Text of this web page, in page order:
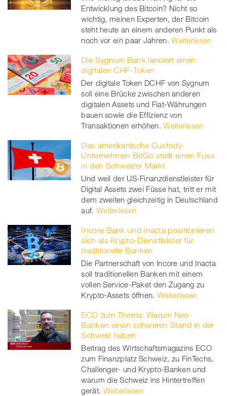
Entwicklung des Bitcoin? Nicht so
wichtig, meinen Experten, der Bitcoin
steht heute an einem anderen Punkt als
noch vor ein paar Jahren. Weiterlesen
Die Sygnum Bank lanciert einen
digitalen CHF-Token
Der digitale Token DCHF von Sygnum
soll eine Brücke zwischen anderen
digitalen Assets und Fiat-Währungen
bauen sowie die Effizienz von
Transaktionen erhöhen. Weiterlesen
Das amerikanische Custody-
Unternehmen BitGo stellt einen Fuss
in den Schweizer Markt
Und weil der US-Finanzdienstleister für
Digital Assets zwei Füsse hat, tritt er mit
dem zweiten gleichzeitig in Deutschland
auf. Weiterlesen
Incore Bank und Inacta positionieren
sich als Krypto-Dienstleister für
traditionelle Banken
Die Partnerschaft von Incore und Inacta
soll traditionellen Banken mit einem
vollen Service-Paket den Zugang zu
Krypto-Assets öffnen. Weiterlesen
ECO zum Thema: Warum Neo-
Banken einen schweren Stand in der
Schweiz haben
Beitrag des Wirtschaftsmagazins ECO
zum Finanzplatz Schweiz, zu FinTechs,
Challenger- und Krypto-Banken und
warum die Schweiz ins Hintertreffen
gerät. Weiterlesen